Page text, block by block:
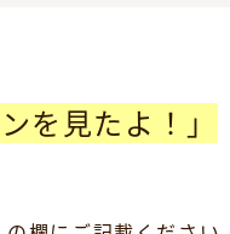
を見たよ！」